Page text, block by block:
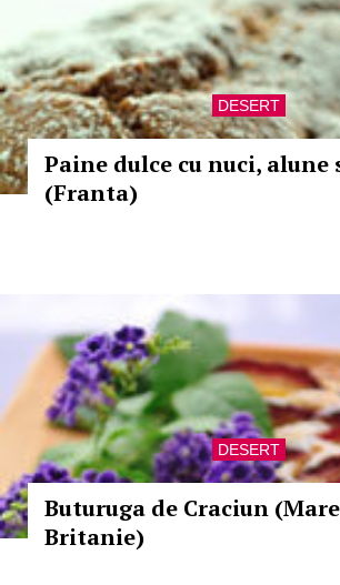
DESERT
Paine dulce cu nuci, alune
(Franta)
DESERT
Buturuga de Craciun
Britanie)